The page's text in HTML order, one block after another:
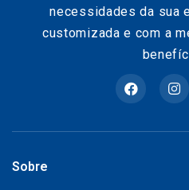
necessidades da sua
customizada e com a
Sobre